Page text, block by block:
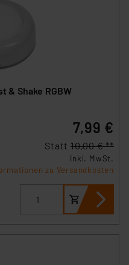
& Shake RGBW
7,99 €
Statt 10,00 € **
inkl. MwSt.
zu Versandkosten